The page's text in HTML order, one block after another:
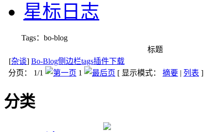
星标日志
Tags：bo-blog
标题
[杂谈] Bo-Blog侧边栏tags插件下载
分页： 1/1
1 [ 显示模式： 摘要 | 列表 ]
分类